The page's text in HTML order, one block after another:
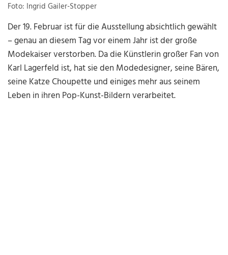
Foto: Ingrid Gailer-Stopper
Der 19. Februar ist für die Ausstellung absichtlich gewählt
– genau an diesem Tag vor einem Jahr ist der große
Modekaiser verstorben. Da die Künstlerin großer Fan von
Karl Lagerfeld ist, hat sie den Modedesigner, seine Bären,
seine Katze Choupette und einiges mehr aus seinem
Leben in ihren Pop-Kunst-Bildern verarbeitet.